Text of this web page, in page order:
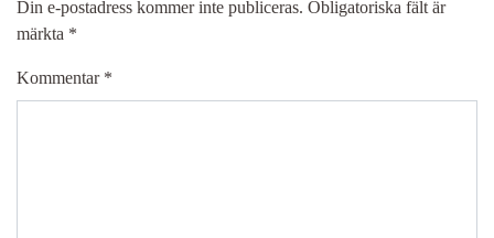
Din e-postadress kommer inte publiceras. Obligatoriska fält är
märkta *
Kommentar *